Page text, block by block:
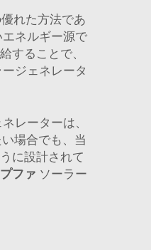
れた方法であ
ネルギー源で
することで、
ジェネレータ
レーターは、
場合でも、当
に設計されて
プファ ソーラー